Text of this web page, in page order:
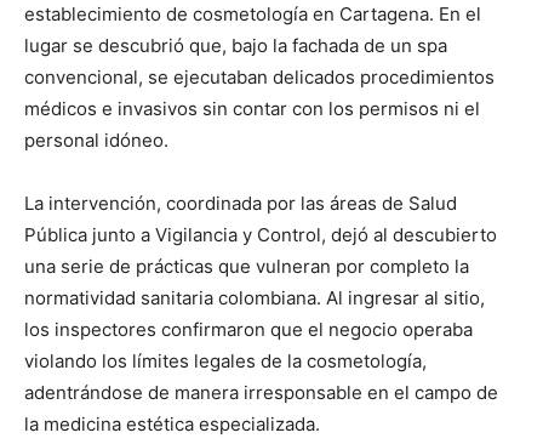
establecimiento de cosmetología en Cartagena. En el
lugar se descubrió que, bajo la fachada de un spa
convencional, se ejecutaban delicados procedimientos
médicos e invasivos sin contar con los permisos ni el
personal idóneo.
La intervención, coordinada por las áreas de Salud
Pública junto a Vigilancia y Control, dejó al descubierto
una serie de prácticas que vulneran por completo la
normatividad sanitaria colombiana. Al ingresar al sitio,
los inspectores confirmaron que el negocio operaba
violando los límites legales de la cosmetología,
adentrándose de manera irresponsable en el campo de
la medicina estética especializada.